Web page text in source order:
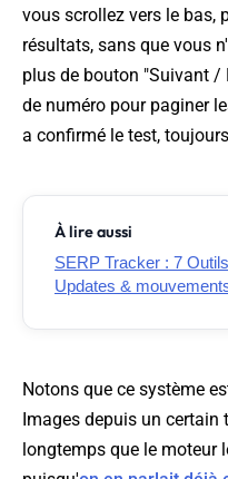
vous scrollez vers le bas,
résultats, sans que vous
plus de bouton "Suivant /
de numéro pour paginer
a confirmé le test,
À lire aussi
SERP Tracker : 7
Updates &
Notons que ce système
Images depuis un
longtemps que le moteur